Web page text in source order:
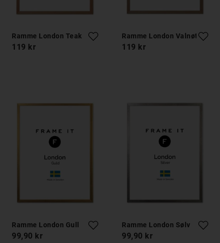
Ramme London Teak
119 kr
Ramme London Valnøtt
119 kr
Ramme London Gull
99,90 kr
Ramme London Sølv
99,90 kr